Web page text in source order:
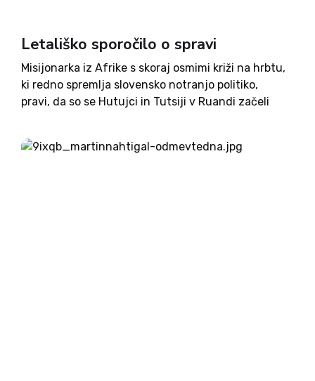
Letališko sporočilo o spravi
Misijonarka iz Afrike s skoraj osmimi križi na hrbtu,
ki redno spremlja slovensko notranjo politiko,
pravi, da so se Hutujci in Tutsiji v Ruandi začeli
neprijetna zadeva. Že letališča sama, ki so si...